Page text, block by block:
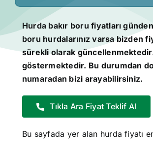
Hurda bakır boru fiyatları
boru hurdalarınız varsa bizden
sürekli olarak
göstermektedir. Bu durumdan
numaradan bizi arayabilirsiniz.
Tıkla Ara Fiyat Teklif Al
Bu sayfada yer alan hurda fiyatı